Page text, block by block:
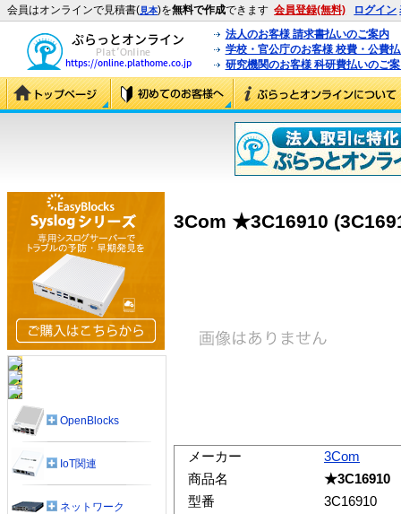
会員はオンラインで見積書(見本)を無料で作成できます 会員登録(無料) ログイン
法人のお客様 請求書払いのご案内
学校・官公庁のお客様 校費・公費
研究機関のお客様 科研費払いのご
3Com ★3C16910
メーカー
3Com
商品名
★3C16910
型番
3C16910
OpenBlocks
IoT関連
ネットワーク